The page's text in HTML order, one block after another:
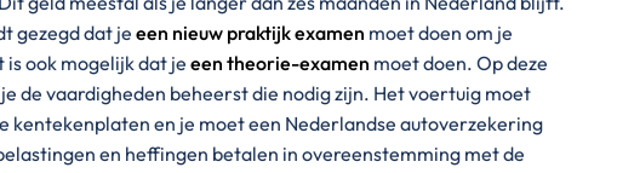
gezegd dat jeeen nieuw praktijk examen moet doen om je
ook mogelijk dat je een theorie-examen moet doen. Op deze
de vaardigheden beheerst die nodig zijn. Het voertuig moet
kentekenplaten en je moet een Nederlandse autoverzekering
en heffingen betalen in overeenstemming met de